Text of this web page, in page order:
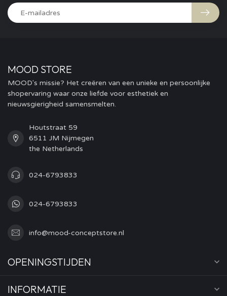
MOOD STORE
MOOD's missie? Het creëren van een unieke en persoonlijke
shopervaring waar onze liefde voor esthetiek en
nieuwsgierigheid samensmelten.
Houtstraat 59
6511 JM Nijmegen
the Netherlands
024-6793833
024-6793833
info@mood-conceptstore.nl
OPENINGSTIJDEN
INFORMATIE